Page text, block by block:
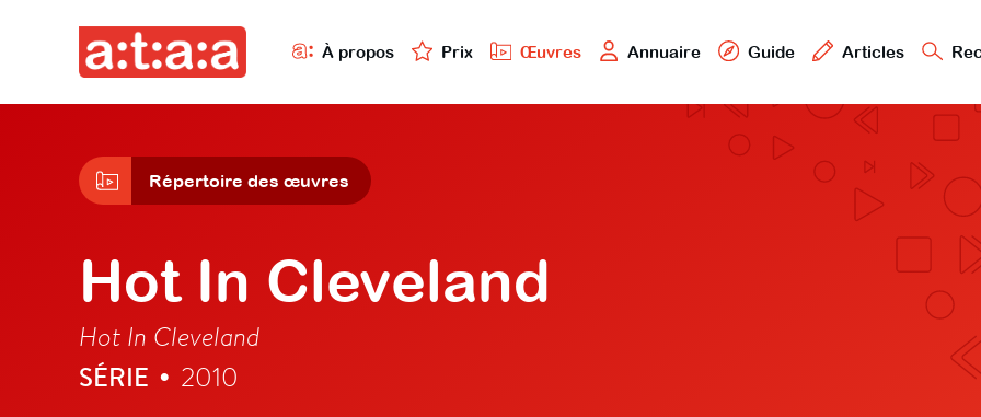
À propos Prix Œuvres Annuaire Guide Articles
Répertoire des œuvres
Hot In Cleveland
Hot In Cleveland
SÉRIE • 2010